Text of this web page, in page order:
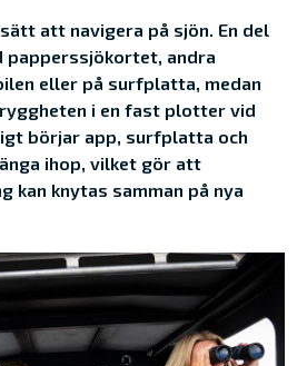
att navigera på sjön. En del
papperssjökortet, andra
eller på surfplatta, medan
i en fast plotter vid
börjar app, surfplatta och
ihop, vilket gör att
kan knytas samman på nya